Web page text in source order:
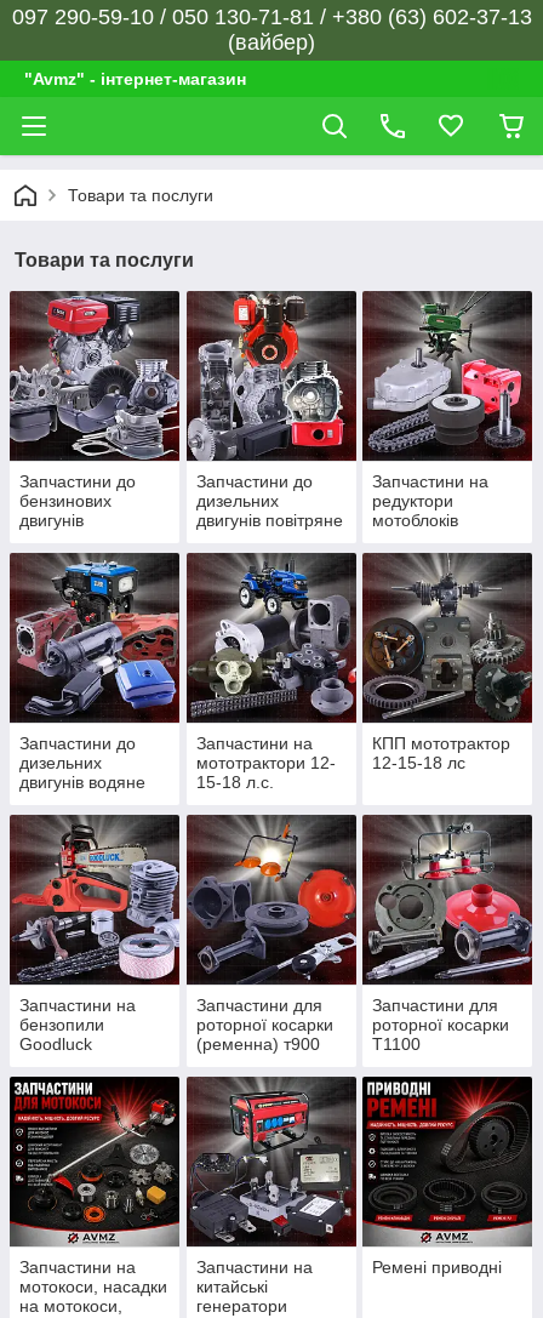
097 290-59-10 / 050 130-71-81 / +380 (63) 602-37-13
(вайбер)
"Avmz" - інтернет-магазин
Товари та послуги
Товари та послуги
Запчастини до
бензинових
двигунів
Запчастини до
дизельних
двигунів повітряне
Запчастини на
редуктори
мотоблоків
Запчастини до
дизельних
двигунів водяне
Запчастини на
мототрактори 12-
15-18 л.с.
КПП мототрактор
12-15-18 лс
Запчастини на
бензопили
Goodluck
350/352, St180
Запчастини для
роторної косарки
(ременна) т900
Запчастини для
роторної косарки
Т1100
Запчастини на
мотокоси, насадки
на мотокоси,
Запчастини на
китайські
генератори
Ремені приводні